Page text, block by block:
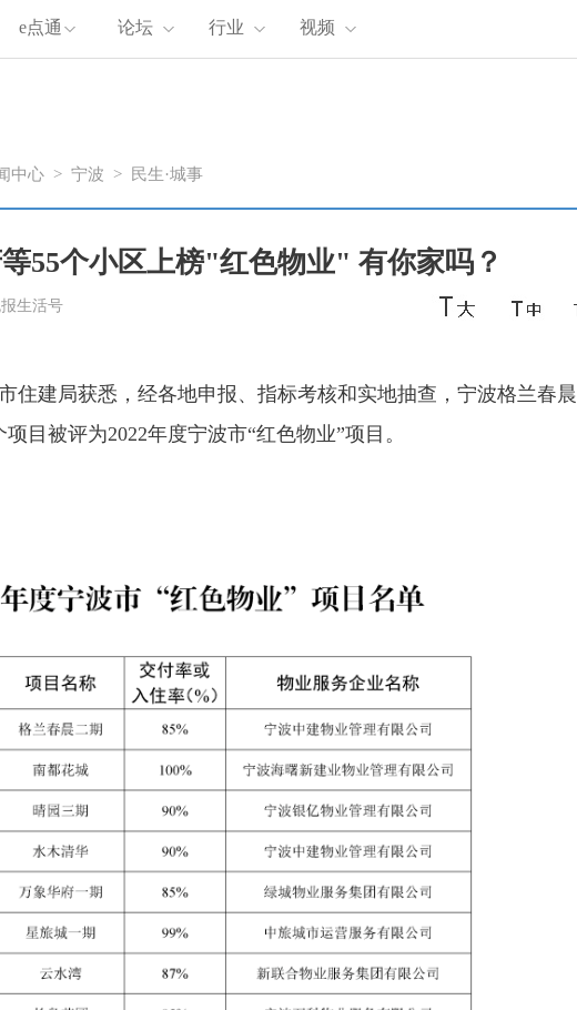
e点通 论坛 行业 视频
中心 > 宁波 > 民生·城事
55个小区上榜"红色物业" 有你家吗？
生活号
住建局获悉，经各地申报、指标考核和实地抽查，宁波格兰春晨
目被评为2022年度宁波市“红色物业”项目。